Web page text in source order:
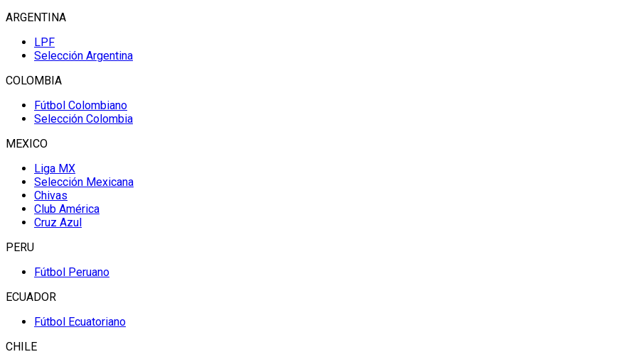
ARGENTINA
LPF
Selección Argentina
COLOMBIA
Fútbol Colombiano
Selección Colombia
MEXICO
Liga MX
Selección Mexicana
Chivas
Club América
Cruz Azul
PERU
Fútbol Peruano
ECUADOR
Fútbol Ecuatoriano
CHILE